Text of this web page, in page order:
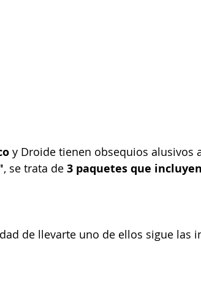
y Droide tienen obsequios alusivos
, se trata de 3 paquetes que
de llevarte uno de ellos sigue las